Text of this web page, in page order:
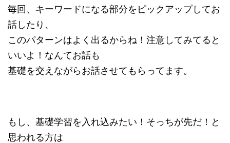
毎回、キーワードになる部分をピックアップしてお
話したり、
このパターンはよく出るからね！注意してみてると
いいよ！なんてお話も
基礎を交えながらお話させてもらってます。
もし、基礎学習を入れ込みたい！そっちが先だ！と
思われる方は